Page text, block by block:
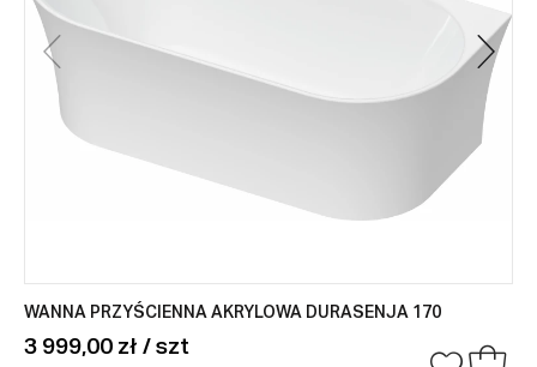
WANNA PRZYŚCIENNA AKRYLOWA DURASENJA 170
3 999,00 zł / szt